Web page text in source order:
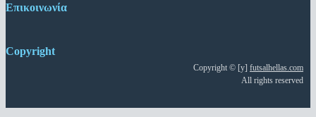
Επικοινωνία
Copyright
Copyright © [y] futsalhellas.com
All rights reserved